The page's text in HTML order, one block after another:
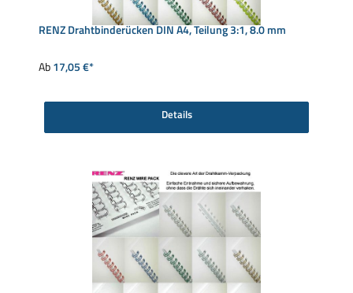
RENZ Drahtbinderücken DIN A4, Teilung 3:1, 8.0 mm
Ab17,05 €*
Details